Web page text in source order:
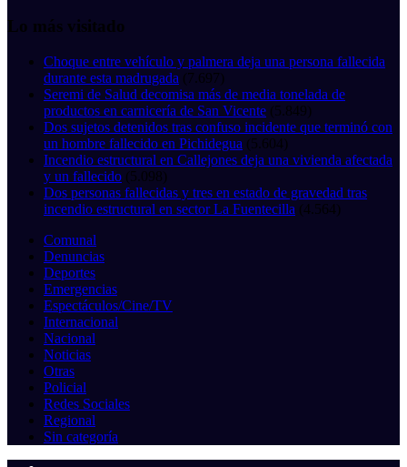
Lo más visitado
Choque entre vehículo y palmera deja una persona fallecida
durante esta madrugada (7.697)
Seremi de Salud decomisa más de media tonelada de
productos en carnicería de San Vicente (5.849)
Dos sujetos detenidos tras confuso incidente que terminó con
un hombre fallecido en Pichidegua (5.604)
Incendio estructural en Callejones deja una vivienda afectada
y un fallecido (5.098)
Dos personas fallecidas y tres en estado de gravedad tras
incendio estructural en sector La Fuentecilla (4.564)
Comunal
Denuncias
Deportes
Emergencias
Espectáculos/Cine/TV
Internacional
Nacional
Noticias
Otras
Policial
Redes Sociales
Regional
Sin categoría